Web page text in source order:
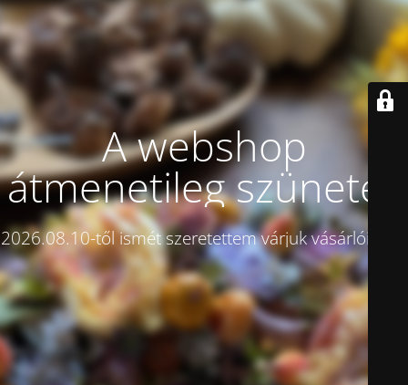
A webshop
átmenetileg szünetel!
2026.08.10-től ismét szeretettem várjuk vásárlóinkat.